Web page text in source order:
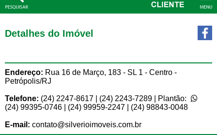
Detalhes do Imóvel
Endereço: Rua 16 de Março, 183 - SL 1 - Centro -
Petrópolis/RJ
Telefone: (24) 2247-8617 | (24) 2243-7289 | Plantão:
(24) 99395-0746 | (24) 99959-2247 | (24) 98843-0048
E-mail: contato@silverioimoveis.com.br